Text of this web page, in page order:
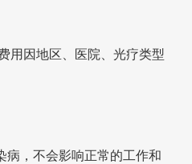
用因地区、医院、光疗类型
病，不会影响正常的工作和